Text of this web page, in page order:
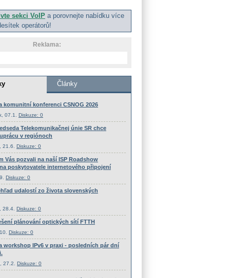
sekci VoIP a porovnejte nabídku více
operátorů!
Reklama: